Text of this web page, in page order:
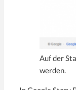
Auf der
werden.